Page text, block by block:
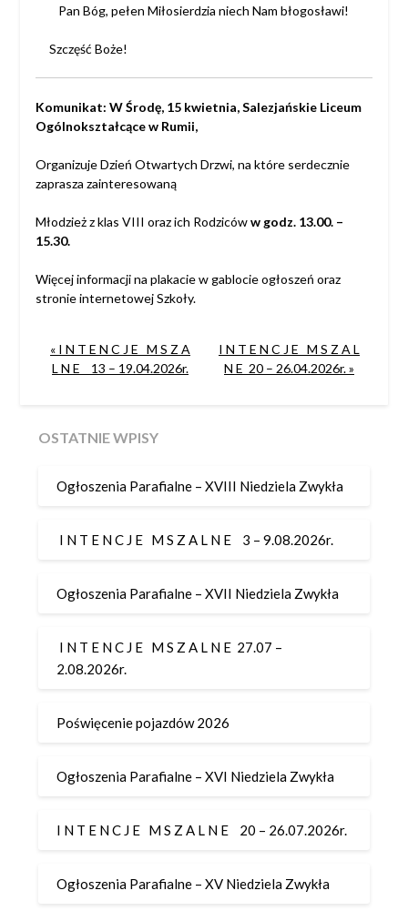
Pan Bóg, pełen Miłosierdzia niech Nam błogosławi!
Szczęść Boże!
Komunikat: W Środę, 15 kwietnia, Salezjańskie Liceum
Ogólnokształcące w Rumii,
Organizuje Dzień Otwartych Drzwi, na które serdecznie
zaprasza zainteresowaną
Młodzież z klas VIII oraz ich Rodzicóww godz. 13.00. –
15.30.
Więcej informacji na plakacie w gablocie ogłoszeń oraz
stronie internetowej Szkoły.
« I N T E N C J E M S Z A
L N E 13 – 19.04.2026r.
I N T E N C J E M S Z A L
N E 20 – 26.04.2026r. »
OSTATNIE WPISY
Ogłoszenia Parafialne – XVIII Niedziela Zwykła
I N T E N C J E M S Z A L N E 3 – 9.08.2026r.
Ogłoszenia Parafialne – XVII Niedziela Zwykła
I N T E N C J E M S Z A L N E 27.07 –
2.08.2026r.
Poświęcenie pojazdów 2026
Ogłoszenia Parafialne – XVI Niedziela Zwykła
I N T E N C J E M S Z A L N E 20 – 26.07.2026r.
Ogłoszenia Parafialne – XV Niedziela Zwykła